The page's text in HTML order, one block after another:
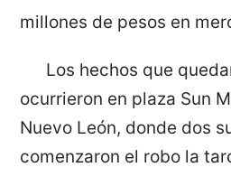
millones de pesos en
Los hechos que
ocurrieron en plaza Sun
Nuevo León, donde dos
comenzaron el robo la